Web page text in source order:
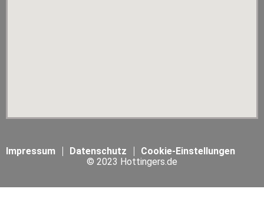
Impressum Datenschutz
Cookie-Einstellungen
© 2023 Hottingers.de